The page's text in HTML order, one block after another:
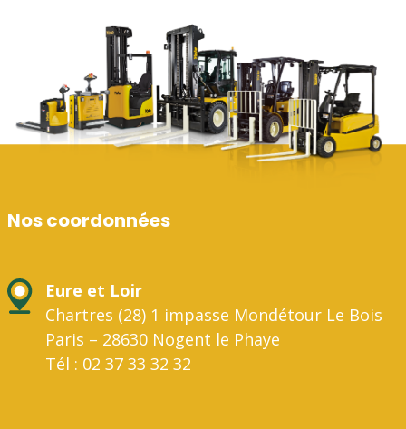
Nos coordonnées
Eure et Loir
Chartres (28) 1 impasse Mondétour Le Bois
Paris – 28630 Nogent le Phaye
Tél : 02 37 33 32 32